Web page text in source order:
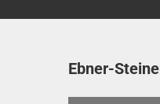
Ebner-